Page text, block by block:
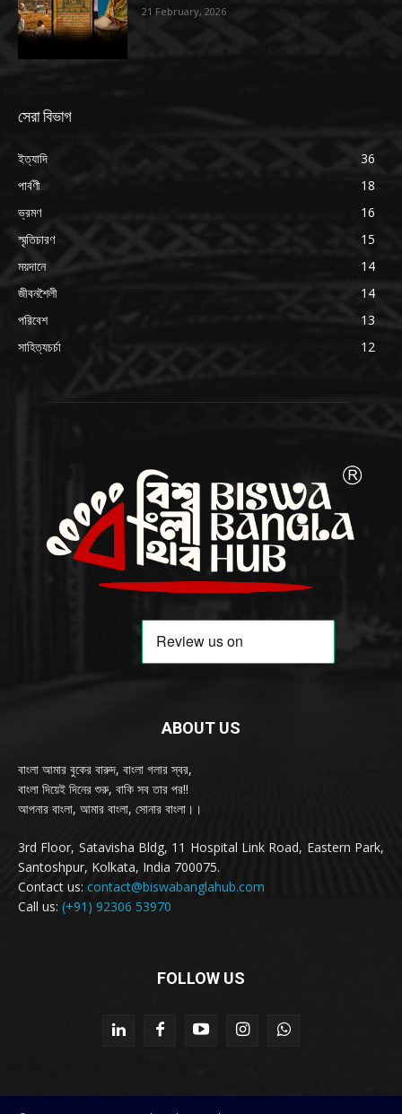
21 February, 2026
সেরা বিভাগ
ইত্যাদি
36
পার্বণী
18
ভ্রমণ
16
স্মৃতিচারণ
15
ময়দানে
14
জীবনশৈলী
14
পরিবেশ
13
সাহিত্যচর্চা
12
ABOUT US
বাংলা আমার বুকের বারুদ, বাংলা গলার স্বর,
বাংলা দিয়েই দিনের শুরু, বাকি সব তার পর!!
আপনার বাংলা, আমার বাংলা, সোনার বাংলা।।
3rd Floor, Satavisha Bldg, 11 Hospital Link Road, Eastern Park,
Santoshpur, Kolkata, India 700075.
Contact us: contact@biswabanglahub.com
Call us: (+91) 92306 53970
FOLLOW US